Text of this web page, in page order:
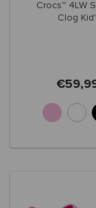
Crocs™ 4LW
Clog